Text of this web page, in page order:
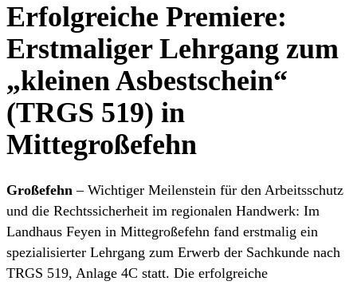
Erfolgreiche Premiere:
Erstmaliger Lehrgang zum
„kleinen Asbestschein“
(TRGS 519) in
Mittegroßefehn
Großefehn – Wichtiger Meilenstein für den Arbeitsschutz
und die Rechtssicherheit im regionalen Handwerk: Im
Landhaus Feyen in Mittegroßefehn fand erstmalig ein
spezialisierter Lehrgang zum Erwerb der Sachkunde nach
TRGS 519, Anlage 4C statt. Die erfolgreiche